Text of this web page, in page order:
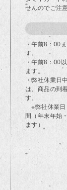
せんのでご注
・午前8：00
す。
・午前8：00
ます。
・弊社休業日
は、商品の到
す。
※弊社休業日
間（年末年始
ます）